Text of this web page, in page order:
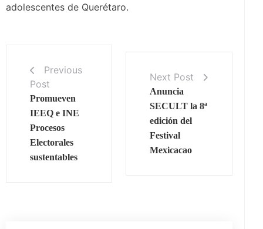
adolescentes de Querétaro.
Previous
Post
Promueven
IEEQ e INE
Procesos
Electorales
sustentables
Next Post
Anuncia
SECULT la 8ª
edición del
Festival
Mexicacao